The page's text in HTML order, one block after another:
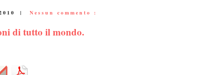
| Nessun commento :
di tutto il mondo.